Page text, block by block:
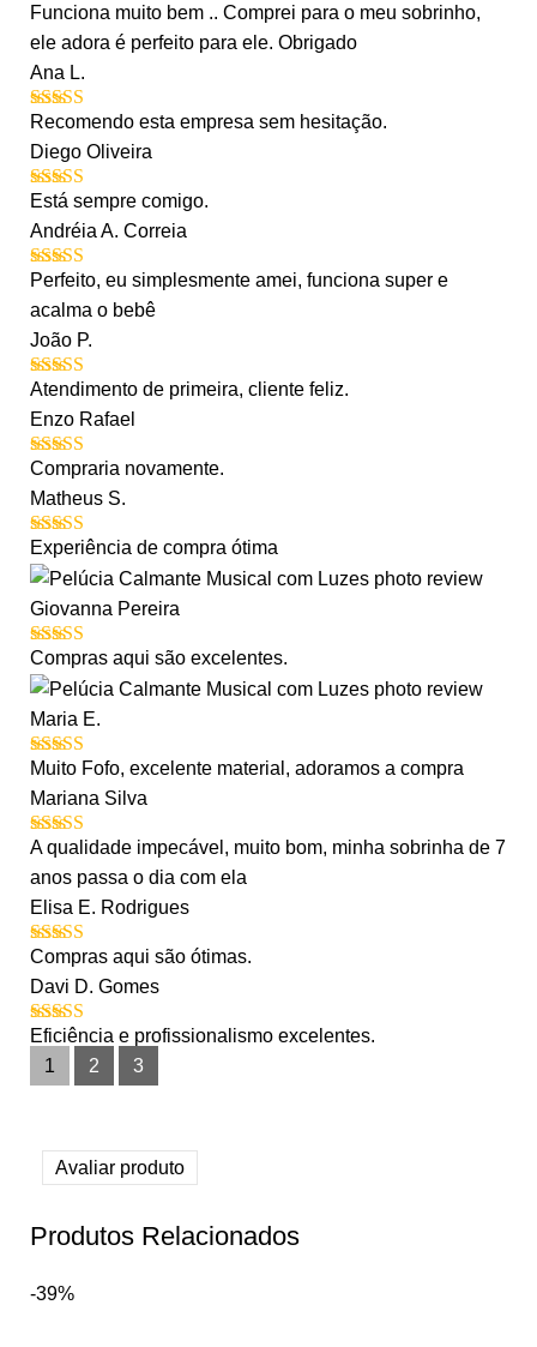
Avaliação 5
de 5
Funciona muito bem .. Comprei para o meu sobrinho,
ele adora é perfeito para ele. Obrigado
Ana L.
Avaliação5
de 5
Recomendo esta empresa sem hesitação.
Diego Oliveira
Avaliação5
de 5
Está sempre comigo.
Andréia A. Correia
Avaliação
4de 5
Perfeito, eu simplesmente amei, funciona super e
acalma o bebê
João P.
Avaliação5
de 5
Atendimento de primeira, cliente feliz.
Enzo Rafael
Avaliação5
de 5
Compraria novamente.
Matheus S.
Avaliação5
de 5
Experiência de compra ótima
Giovanna Pereira
Avaliação 5
de 5
Compras aqui são excelentes.
Maria E.
Avaliação5
de 5
Muito Fofo, excelente material, adoramos a compra
Mariana Silva
Avaliação5
de 5
A qualidade impecável, muito bom, minha sobrinha de 7
anos passa o dia com ela
Elisa E. Rodrigues
Avaliação 5
de 5
Compras aqui são ótimas.
Davi D. Gomes
Avaliação5
de 5
Eficiência e profissionalismo excelentes.
1
2 3
Avaliar produto
Produtos Relacionados
-39%